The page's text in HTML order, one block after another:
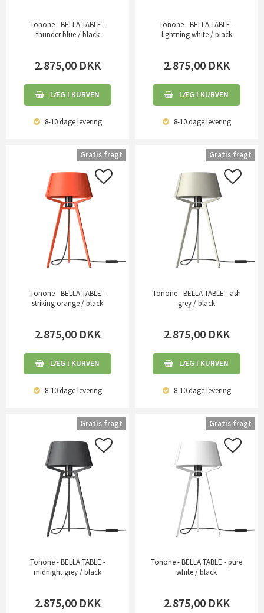
Tonone - BELLA TABLE -
thunder blue / black
2.875,00 DKK
LÆG I KURVEN
8-10 dagelevering
Tonone - BELLA TABLE -
lightning white / black
2.875,00 DKK
LÆG I KURVEN
8-10 dagelevering
Tonone - BELLA TABLE -
striking orange / black
2.875,00 DKK
LÆG I KURVEN
8-10 dagelevering
Gratis fragt
Tonone - BELLA TABLE - ash
grey / black
2.875,00 DKK
LÆG I KURVEN
8-10 dagelevering
Gratis fragt
Tonone - BELLA TABLE -
midnight grey / black
2.875,00 DKK
Gratis fragt
Tonone - BELLA TABLE - pure
white / black
2.875,00 DKK
Gratis fragt